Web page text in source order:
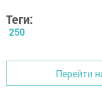
Теги:
250
Перейти